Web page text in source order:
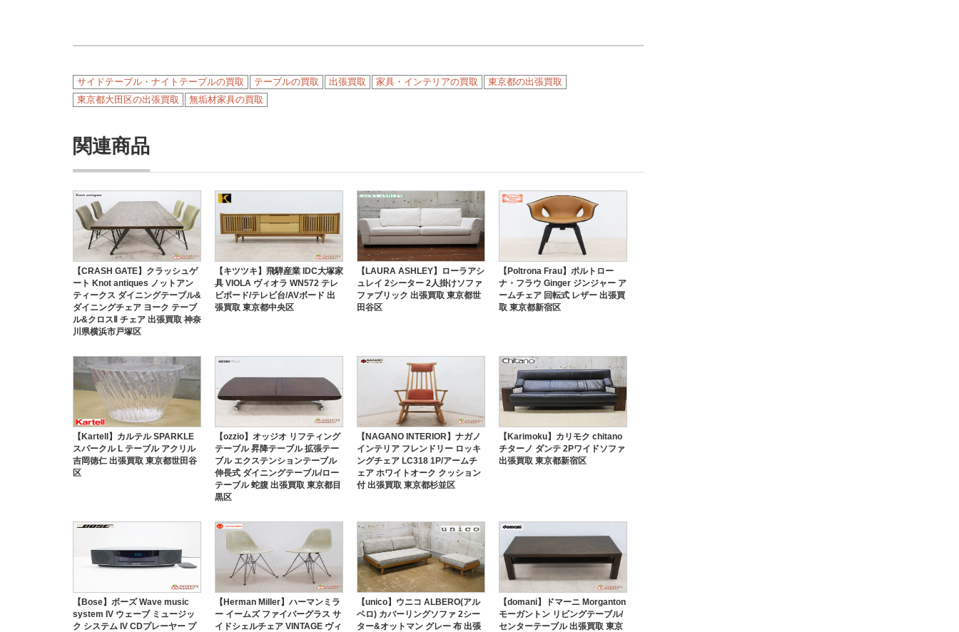
サイドテーブル・ナイトテーブルの買取 テーブルの買取 出張買取 家具・インテリアの買取
東京都の出張買取
東京都大田区の出張買取
無垢材家具の買取
関連商品
【CRASH GATE】クラッシュゲ
ート Knot antiques ノットアン
ティークス ダイニングテーブル&
ダイニングチェア ヨーク テーブ
ル&クロスⅡ チェア 出張買取 神奈
川県横浜市戸塚区
【キツツキ】飛騨産業 IDC大塚家
具 VIOLA ヴィオラ WN572 テレ
ビボード/テレビ台/AVボード 出
張買取 東京都中央区
【LAURA ASHLEY】ローラアシ
ュレイ 2シーター 2人掛けソファ
ファブリック 出張買取 東京都世
田谷区
【Poltrona Frau】ポルトロー
ナ・フラウ Ginger ジンジャー ア
ームチェア 回転式 レザー 出張買
取 東京都新宿区
【Kartell】カルテル SPARKLE
スパークル L テーブル アクリル
吉岡徳仁 出張買取 東京都世田谷
区
【ozzio】オッジオ リフティング
テーブル 昇降テーブル 拡張テー
ブル エクステンションテーブル
伸長式 ダイニングテーブル/ロー
テーブル 蛇腹 出張買取 東京都目
黒区
【NAGANO INTERIOR】ナガノ
インテリア フレンドリー ロッキ
ングチェア LC318 1P/アームチ
ェア ホワイトオーク クッション
付 出張買取 東京都杉並区
【Karimoku】カリモク chitano
チターノ ダンテ 2Pワイドソファ
出張買取 東京都新宿区
【Bose】ボーズ Wave music
system IV ウェーブ ミュージッ
ク システム IV CDプレーヤー プ
【Herman Miller】ハーマンミラ
ー イームズ ファイバーグラス サ
イドシェルチェア VINTAGE ヴィ
【unico】ウニコ ALBERO(アル
ベロ) カバーリングソファ 2シー
ター&オットマン グレー 布 出張
【domani】ドマーニ Morganton
モーガントン リビングテーブル/
センターテーブル 出張買取 東京